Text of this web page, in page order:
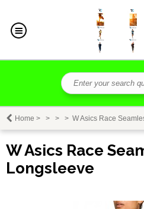
Home > > > > W Asics Race
W Asics Race
Longsleeve